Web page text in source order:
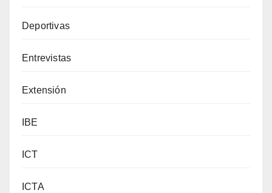
Deportivas
Entrevistas
Extensión
IBE
ICT
ICTA